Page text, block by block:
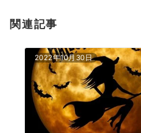
関連記事
2022年10月30日